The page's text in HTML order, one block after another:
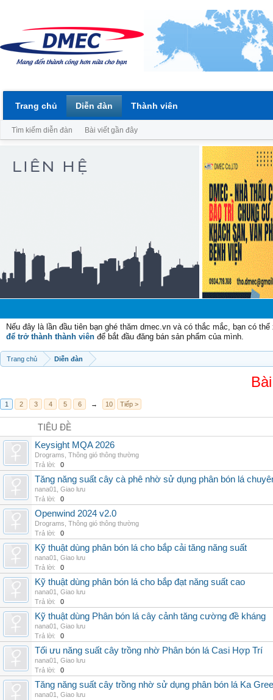
Nếu đây là lần đầu tiên bạn ghé thăm dmec.vn và có thắc mắc, bạn có
để trở thành thành viên để bắt đầu đăng bán sản phẩm của mình.
Trang chủ Diễn đàn
1 2 3 4 5 6 → 10 Tiếp >
TIÊU ĐỀ
Keysight MQA 2026
Drograms Thông gió thông thường
Trả lời:
0
Tăng năng suất cây cà phê nhờ sử dụng phân bón lá
nana01
Giao lưu
Trả lời:
0
Openwind 2024 v2.0
Drograms Thông gió thông thường
Trả lời:
0
Kỹ thuật dùng phân bón lá cho bắp cải tăng năng suất
nana01
Giao lưu
Trả lời:
0
Kỹ thuật dùng phân bón lá cho bắp đạt năng suất cao
nana01
Giao lưu
Trả lời:
0
Kỹ thuật dùng Phân bón lá cây cảnh tăng cường đề kháng
nana01
Giao lưu
Trả lời:
0
Tối ưu năng suất cây trồng nhờ Phân bón lá Casi Hợp Trí
nana01
Giao lưu
Trả lời:
0
Tăng năng suất cây trồng nhờ sử dụng phân bón lá Ka
nana01
Giao lưu
Trang chủ Diễn đàn
Tìm kiếm diễn đàn Bài viết gần đây
Thành viên